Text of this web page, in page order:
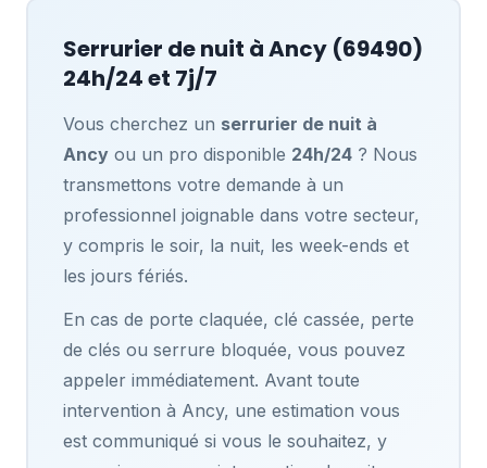
Serrurier de nuit àAncy(69490)
24h/24 et 7j/7
Vous cherchez un serrurier de nuit à
Ancyou un pro disponible 24h/24? Nous
transmettons votre demande à un
professionnel joignable dans votre secteur,
y compris le soir, la nuit, les week-ends et
les jours fériés.
En cas de porte claquée, clé cassée, perte
de clés ou serrure bloquée, vous pouvez
appeler immédiatement. Avant toute
intervention à Ancy, une estimation vous
est communiqué si vous le souhaitez, y